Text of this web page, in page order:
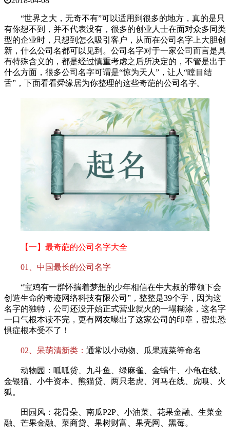
“世界之大，无奇不有”可以适用到很多的地方，真的是只
有你想不到，并不代表没有，很多的创业人士在面对众多同类
型的企业时，只想到怎么吸引客户，从而在公司名字上大胆创
新，什么公司名都可以见到。公司名字对于一家公司而言是具
有特殊含义的，都是经过慎重考虑之后所决定的，不管是出于
什么方面，很多公司名字可谓是“惊为天人”，让人“瞠目结
舌”，下面看看舜缘居为你整理的这些奇葩的公司名字。
【一】最奇葩的公司名字大全
01、中国最长的公司名字
“宝鸡有一群怀揣着梦想的少年相信在牛大叔的带领下会
创造生命的奇迹网络科技有限公司”，整整是39个字，因为这
名字的独特，公司还没开始正式营业就火的一塌糊涂，这名字
一口气根本读不完，更有网友曝出了这家公司的印章，密集恐
惧症根本受不了！
02、呆萌清新类： 通常以小动物、瓜果蔬菜等命名
动物园：呱呱贷、九斗鱼、绿麻雀、金蜗牛、小龟在线、
金银猫、小牛资本、熊猫贷、两只老虎、河马在线、虎嗅、火
狐。
田园风：花骨朵、南瓜P2P、小油菜、花果金融、生菜金
融、芒果金融、菜商贷、果树财富、果壳网、黑莓。